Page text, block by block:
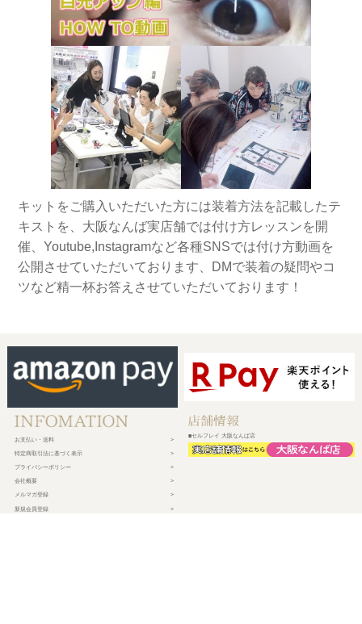
キットをご購入いただいた方には装着方法を記載したテ
キストを、大阪なんば実店舗では付け方レッスンを開
催、Youtube,Instagramなど各種SNSでは付け方動画を
公開させていただいております、DMで装着の疑問やコ
ツなど精一杯お答えさせていただいております！
お支払い・送料
特定商取引法に基づく表示
プライバシーポリシー
会社概要
メルマガ登録
新規会員登録
■セルフレイ 大阪なんば店